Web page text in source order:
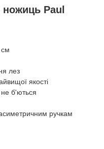
ножиць Paul
см
лез
якості
не б'ються
ручкам